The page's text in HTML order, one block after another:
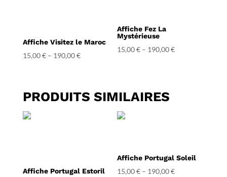
Affiche Visitez le Maroc
15,00€– 190,00€
Affiche Fez La
Mystérieuse
15,00€ – 190,00€
PRODUITS SIMILAIRES
Affiche Portugal Estoril
Affiche Portugal Soleil
15,00€ – 190,00€